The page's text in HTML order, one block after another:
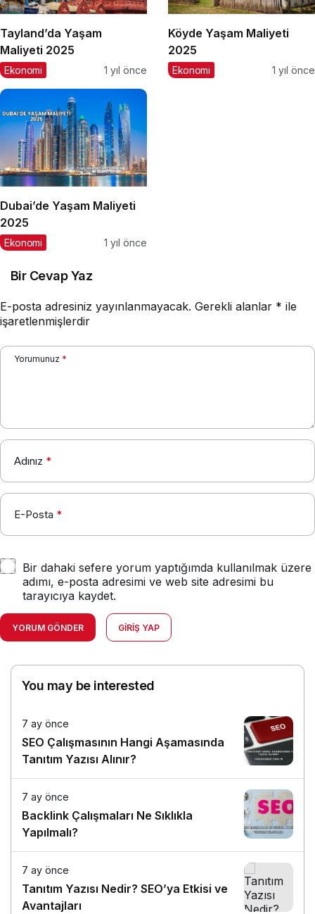
Tayland’da Yaşam
Maliyeti 2025
Ekonomi 1 yıl önce
Köyde Yaşam Maliyeti
2025
Ekonomi 1 yıl önce
Dubai’de Yaşam Maliyeti
2025
Ekonomi 1 yıl önce
Bir Cevap Yaz
E-posta adresiniz yayınlanmayacak. Gerekli alanlar * ile
işaretlenmişlerdir
Yorumunuz *
Adınız *
E-Posta *
Bir dahaki sefere yorum yaptığımda kullanılmak üzere
adımı, e-posta adresimi ve web site adresimi bu
tarayıcıya kaydet.
YORUM GÖNDER GIRIŞ YAP
You may be interested
7 ay önce
SEO Çalışmasının Hangi Aşamasında
Tanıtım Yazısı Alınır?
7 ay önce
Backlink Çalışmaları Ne Sıklıkla
Yapılmalı?
7 ay önce
Tanıtım Yazısı Nedir? SEO’ya Etkisi ve
Avantajları